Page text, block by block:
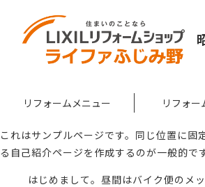
リフォームメニュー リフォー
これはサンプルページです。同じ位置に
る自己紹介ページを作成するのが一般的で
はじめまして。昼間はバイク便のメ